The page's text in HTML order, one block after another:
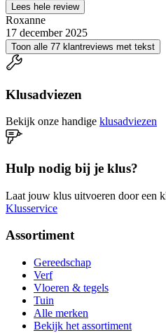
Lees hele review
Roxanne
17 december 2025
Toon alle 77 klantreviews met tekst
Klusadviezen
Bekijk onze handige klusadviezen
Hulp nodig bij je klus?
Laat jouw klus uitvoeren door een
Klusservice
Assortiment
Gereedschap
Verf
Vloeren & tegels
Tuin
Alle merken
Bekijk het assortiment